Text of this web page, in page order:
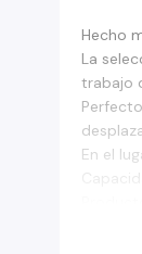
Hecho
La
trabajo
En el